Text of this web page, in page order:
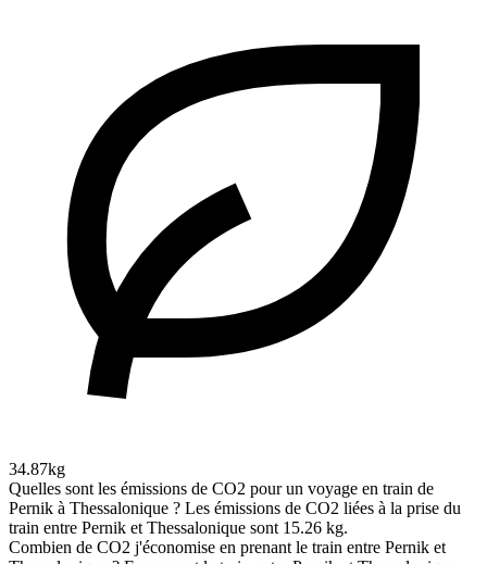
34.87kg
Quelles sont les émissions de CO2 pour un voyage en train de
Pernik à Thessalonique ? Les émissions de CO2 liées à la prise du
train entre Pernik et Thessalonique sont 15.26 kg.
Combien de CO2 j'économise en prenant le train entre Pernik et